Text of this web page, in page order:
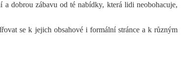
dobrou zábavu od té nabídky, která lidi neobohacuje,
se k jejich obsahové i formální stránce a k různým